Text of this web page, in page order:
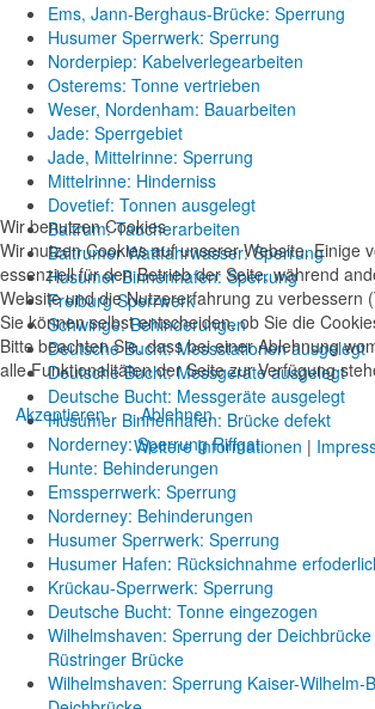
Ems, Jann-Berghaus-Brücke: Sperrung
Husumer Sperrwerk: Sperrung
Norderpiep: Kabelverlegearbeiten
Osterems: Tonne vertrieben
Weser, Nordenham: Bauarbeiten
Jade: Sperrgebiet
Jade, Mittelrinne: Sperrung
Mittelrinne: Hinderniss
Dovetief: Tonnen ausgelegt
Baltrum: Taucherarbeiten
Baltrumer Wattfahrwasser: Sperrung
Husumer Binnenhafen: Sperrung
Freiburg Sperrwerk
Schwinge: Behinderungen
Deutsche Bucht: Messstationen ausgelegt
Deutsche Bucht: Messgeräte ausgelegt
Deutsche Bucht: Messgeräte ausgelegt
Husumer Binnenhafen: Brücke defekt
Norderney: Sperrung Riffgat
Hunte: Behinderungen
Emssperrwerk: Sperrung
Norderney: Behinderungen
Husumer Sperrwerk: Sperrung
Husumer Hafen: Rücksichnahme
Krückau-Sperrwerk: Sperrung
Deutsche Bucht: Tonne eingezogen
Wilhelmshaven: Sperrung der
Rüstringer Brücke
Wilhelmshaven: Sperrung Kaiser-Wilhelm-
Wir benutzen Cookies
Wir nutzen Cookies auf unserer Website. Einige
essenziell für den Betrieb der Seite, während
Website und die Nutzererfahrung zu verbessern
Sie können selbst entscheiden, ob Sie die
Bitte beachten Sie, dass bei einer Ablehnung
alle Funktionalitäten der Seite zur Verfügung
Akzeptieren
Ablehnen
Weitere Informationen |